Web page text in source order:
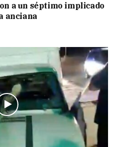
a un séptimo implicado
anciana